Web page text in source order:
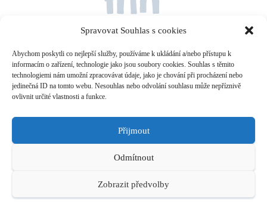
Spravovat Souhlas s cookies
Abychom poskytli co nejlepší služby, používáme k ukládání a/nebo přístupu k
informacím o zařízení, technologie jako jsou soubory cookies. Souhlas s těmito
technologiemi nám umožní zpracovávat údaje, jako je chování při procházení nebo
jedinečná ID na tomto webu. Nesouhlas nebo odvolání souhlasu může nepříznivě
ovlivnit určité vlastnosti a funkce.
Přijmout
Odmítnout
Zobrazit předvolby
rodinnou péči.
Projekt vznikl za podporyNadace Jistota Komerční bankya
organizace
uveďte tento text: RSDAR